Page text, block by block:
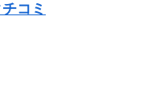
コミ